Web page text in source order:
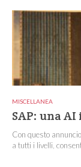
MISCELLANEA
SAP: una
Con questo
a tutti i livelli,